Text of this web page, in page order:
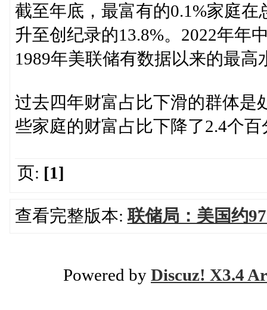
截至年底，最富有的0.1%家庭
升至创纪录的13.8%。2022年年
1989年美联储有数据以来的最高
过去四年财富占比下滑的群体是
些家庭的财富占比下降了2.4个百
页: [1]
查看完整版本:联储局：美国约
Powered by Discuz! X3.4